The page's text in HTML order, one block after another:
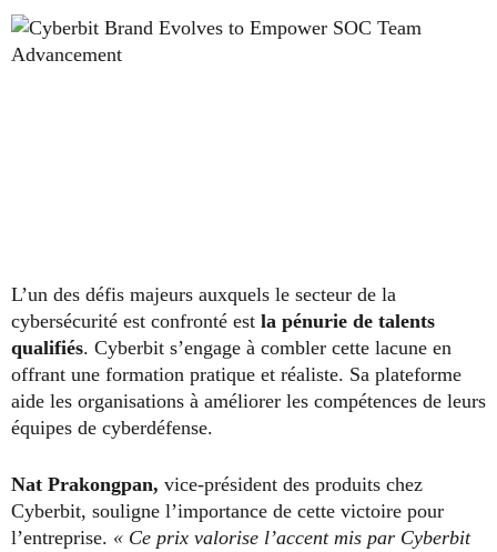
L’un des défis majeurs auxquels le secteur de la
cybersécurité est confronté est la pénurie de talents
qualifiés. Cyberbit s’engage à combler cette lacune en
offrant une formation pratique et réaliste. Sa plateforme
aide les organisations à améliorer les compétences de leurs
équipes de cyberdéfense.
Nat Prakongpan, vice-président des produits chez
Cyberbit, souligne l’importance de cette victoire pour
l’entreprise. « Ce prix valorise l’accent mis par Cyberbit